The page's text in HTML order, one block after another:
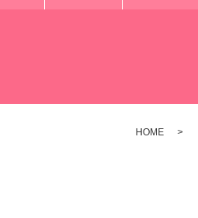
HOME